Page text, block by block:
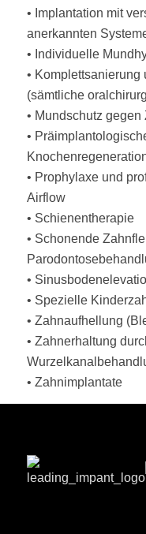
• Implantation mit
anerkannten
• Individuelle
• Komplettsanierung
(sämtliche
• Mundschutz
•
• Prophylaxe und
Airflow
• Schienentherapie
• Schonende
•
• Spezielle
• Zahnaufhellung
• Zahnerhaltung
• Zahnimplantate